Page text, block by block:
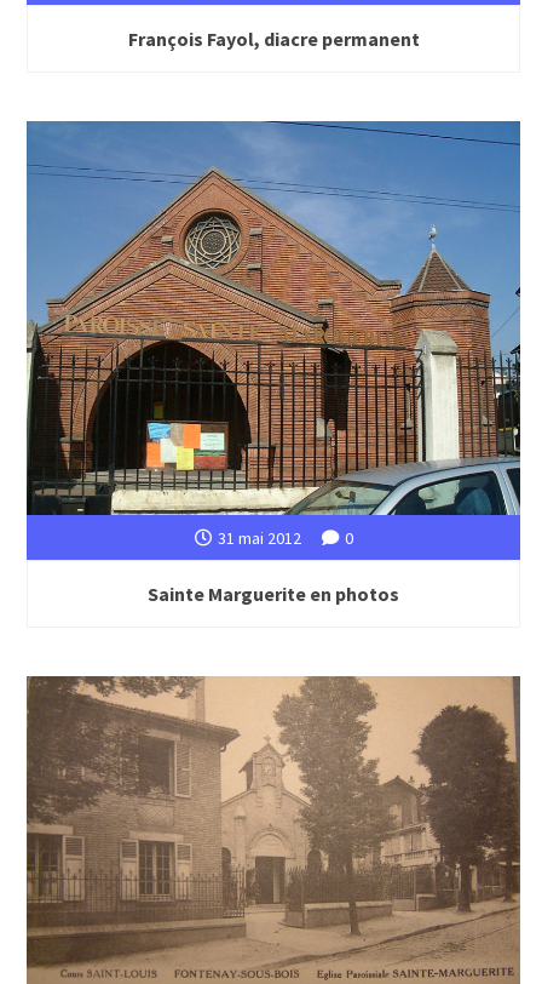
François Fayol, diacre permanent
31 mai 2012 0
Sainte Marguerite en photos